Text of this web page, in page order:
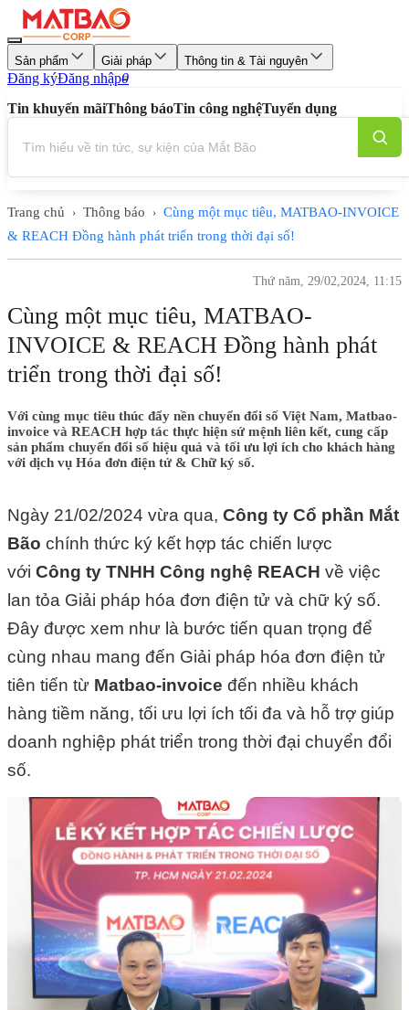
Sản phẩm Giải pháp Thông tin & Tài nguyên
Đăng kýĐăng nhập0
Tin khuyến mãiThông báoTin công nghệTuyển dụng
Trang chủ › Thông báo › Cùng một mục tiêu, MATBAO-INVOICE
& REACH Đồng hành phát triển trong thời đại số!
Thứ năm, 29/02,2024, 11:15
Cùng một mục tiêu, MATBAO-
INVOICE & REACH Đồng hành phát
triển trong thời đại số!
Với cùng mục tiêu thúc đẩy nền chuyển đổi số Việt Nam, Matbao-
invoice và REACH hợp tác thực hiện sứ mệnh liên kết, cung cấp
sản phẩm chuyển đổi số hiệu quả và tối ưu lợi ích cho khách hàng
với dịch vụ Hóa đơn điện tử & Chữ ký số.
Ngày 21/02/2024 vừa qua, Công ty Cổ phần Mắt
Bão chính thức ký kết hợp tác chiến lược
với Công ty TNHH Công nghệ REACH về việc
lan tỏa Giải pháp hóa đơn điện tử và chữ ký số.
Đây được xem như là bước tiến quan trọng để
cùng nhau mang đến Giải pháp hóa đơn điện tử
tiên tiến từ Matbao-invoice đến nhiều khách
hàng tiềm năng, tối ưu lợi ích tối đa và hỗ trợ giúp
doanh nghiệp phát triển trong thời đại chuyển đổi
số.